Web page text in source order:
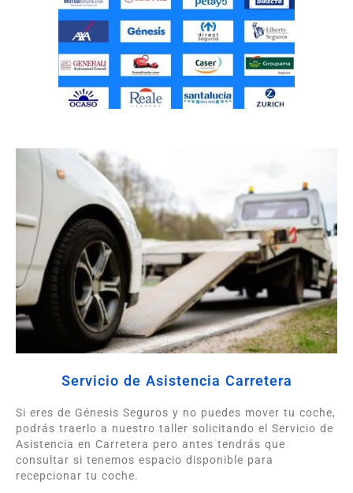
Servicio de Asistencia Carretera
Si eres de Génesis Seguros y no puedes mover tu coche,
podrás traerlo a nuestro taller solicitando el Servicio de
Asistencia en Carretera pero antes tendrás que
consultar si tenemos espacio disponible para
recepcionar tu coche.